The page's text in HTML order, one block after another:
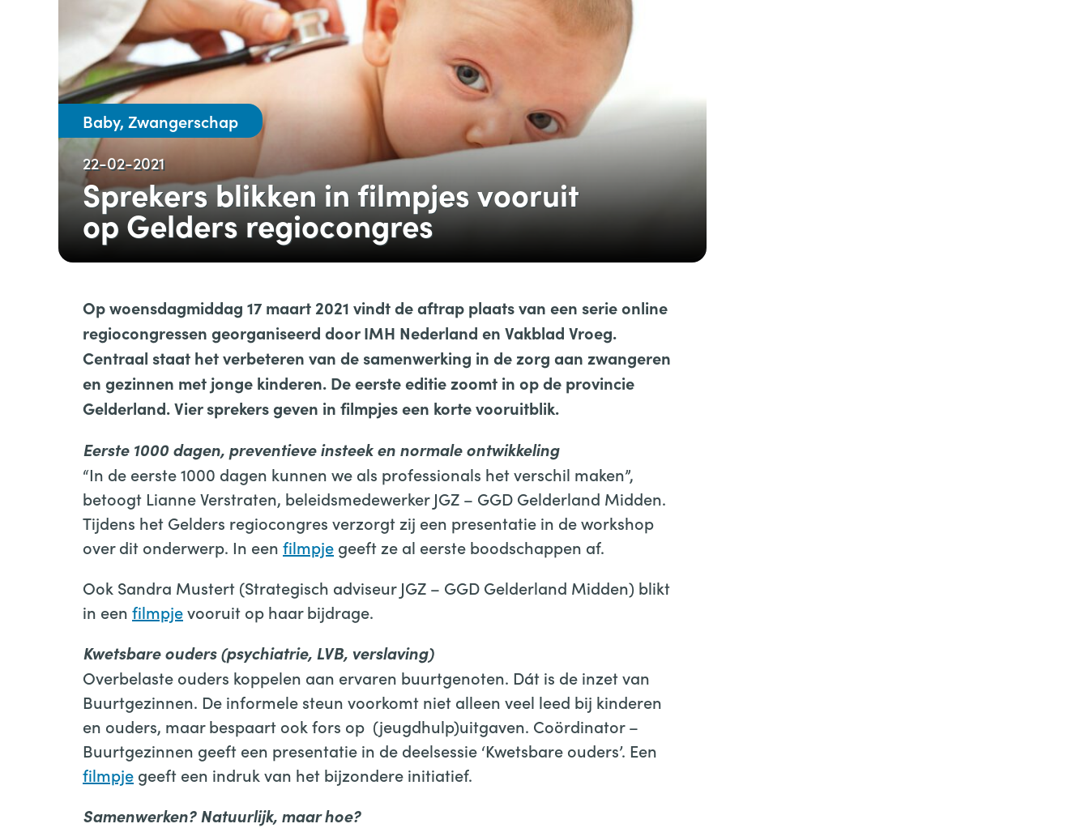
Baby, Zwangerschap
22-02-2021
Sprekers blikken in filmpjes vooruit
op Gelders regiocongres
Op woensdagmiddag 17 maart 2021 vindt de aftrap plaats van een serie online
regiocongressen georganiseerd door IMH Nederland en Vakblad Vroeg.
Centraal staat het verbeteren van de samenwerking in de zorg aan zwangeren
en gezinnen met jonge kinderen. De eerste editie zoomt in op de provincie
Gelderland. Vier sprekers geven in filmpjes een korte vooruitblik.
Eerste 1000 dagen, preventieve insteek en normale ontwikkeling
“In de eerste 1000 dagen kunnen we als professionals het verschil maken”,
betoogt Lianne Verstraten, beleidsmedewerker JGZ – GGD Gelderland Midden.
Tijdens het Gelders regiocongres verzorgt zij een presentatie in de workshop
over dit onderwerp. In een filmpje geeft ze al eerste boodschappen af.
Ook Sandra Mustert (Strategisch adviseur JGZ – GGD Gelderland Midden) blikt
in een filmpjevooruit op haar bijdrage.
Kwetsbare ouders (psychiatrie, LVB, verslaving)
Overbelaste ouders koppelen aan ervaren buurtgenoten. Dát is de inzet van
Buurtgezinnen. De informele steun voorkomt niet alleen veel leed bij kinderen
en ouders, maar bespaart ook fors op (jeugdhulp)uitgaven. Coördinator –
Buurtgezinnen geeft een presentatie in de deelsessie ‘Kwetsbare ouders’. Een
filmpje geeft een indruk van het bijzondere initiatief.
Samenwerken? Natuurlijk, maar hoe?